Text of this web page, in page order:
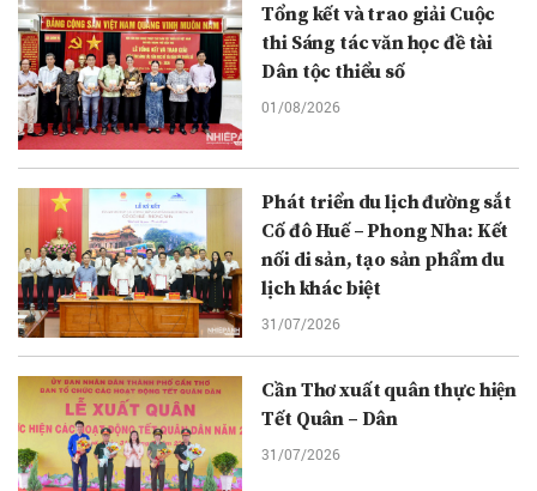
Tổng kết và trao giải Cuộc
thi Sáng tác văn học đề tài
Dân tộc thiểu số
01/08/2026
Phát triển du lịch đường sắt
Cố đô Huế – Phong Nha: Kết
nối di sản, tạo sản phẩm du
lịch khác biệt
31/07/2026
Cần Thơ xuất quân thực hiện
Tết Quân – Dân
31/07/2026